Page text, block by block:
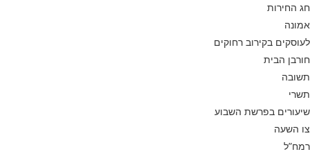
חג החירות
אמונה
לעוסקים בקירוב רחוקים
חורבן הבית
תשובה
תשרי
שיעורים בפרשת השבוע
צו השעה
רמח”ל